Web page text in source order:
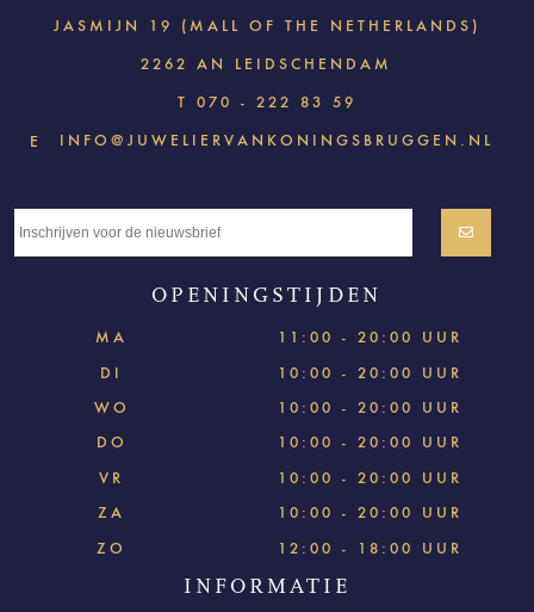
JASMIJN 19 (MALL OF THE NETHERLANDS)
2262 AN LEIDSCHENDAM
T 070 - 222 83 59
E INFO@JUWELIERVANKONINGSBRUGGEN.NL
OPENINGSTIJDEN
MA
11:00 - 20:00 UUR
DI
10:00 - 20:00 UUR
WO
10:00 - 20:00 UUR
DO
10:00 - 20:00 UUR
VR
10:00 - 20:00 UUR
ZA
10:00 - 20:00 UUR
ZO
12:00 - 18:00 UUR
INFORMATIE